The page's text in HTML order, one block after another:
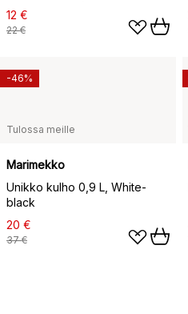
viini
12 €
22 €
Tulossa meille
Marimekko
Unikko kulho 0,9 L, White-
black
20 €
37 €
-46%